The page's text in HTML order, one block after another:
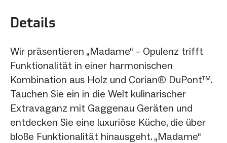
Details
Wir präsentieren „Madame“ ​​– Opulenz trifft
Funktionalität in einer harmonischen
Kombination aus Holz und Corian® DuPont™.
Tauchen Sie ein in die Welt kulinarischer
Extravaganz mit Gaggenau Geräten und
entdecken Sie eine luxuriöse Küche, die über
bloße Funktionalität hinausgeht. „Madame“ ​​